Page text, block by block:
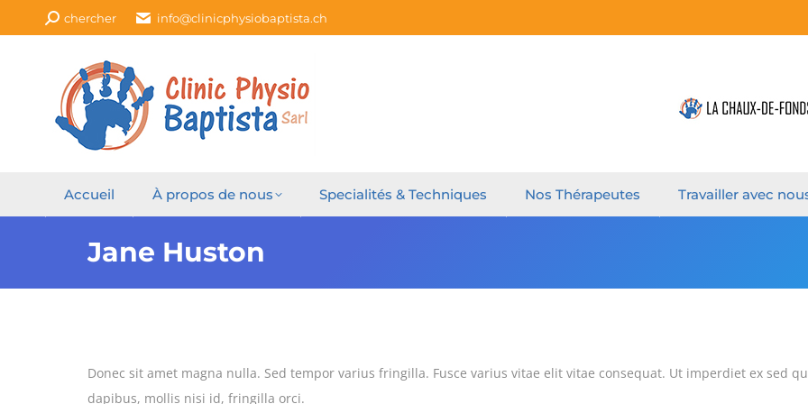
Recherche
:
chercher info@clinicphysiobaptista.ch
Accueil À propos de nous Specialités & Techniques Nos Thérapeutes Travailler avec
Jane Huston
Donec sit amet magna nulla. Sed tempor varius fringilla. Fusce varius vitae elit vitae consequat. Ut imperdiet ex sed
dapibus, mollis nisi id, fringilla orci.